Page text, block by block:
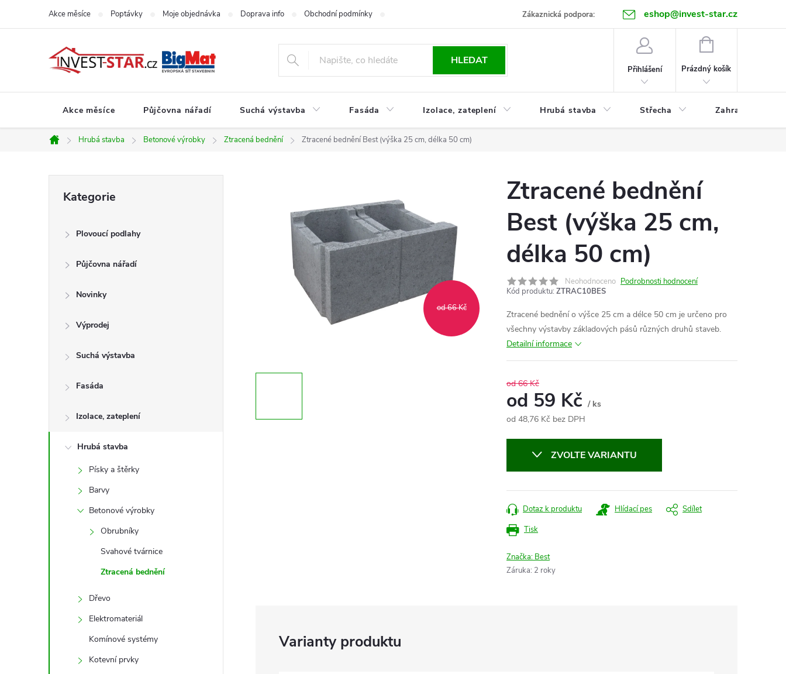
Zákaznická podpora: eshop@invest-star.cz
Akce měsíce Poptávky Moje objednávka Doprava info Obchodní podmínky Kontakt
HLEDAT
Přihlášení
NÁKUPNÍ
Prázdný košík
Akce měsíce Půjčovna nářadí Suchá výstavba Fasáda Izolace, zateplení Hrubá stavba Střecha Zahrada
Domů
Hrubá stavba Betonové výrobky Ztracená bednění Ztracené bednění Best (výška 25 cm, délka 50 cm)
kategorie
Kategorie
Plovoucí podlahy
Půjčovna nářadí
Novinky
Výprodej
Suchá výstavba
Fasáda
Izolace, zateplení
Hrubá stavba
Písky a štěrky
Barvy
Betonové výrobky
Obrubníky
Svahové tvárnice
Ztracená bednění
Dřevo
Elektromateriál
Komínové systémy
Kotevní prvky
od 66 Kč
Ztracené bednění
Best (výška 25 cm,
délka 50 cm)
Neohodnoceno Podrobnosti hodnocení
Kód produktu: ZTRAC10BES
Ztracené bednění o výšce 25 cm a délce 50 cm je určeno pro
všechny výstavby základových pásů různých druhů staveb.
Detailní informace
od 66 Kč
od 59 Kč / ks
od 48,76 Kč bez DPH
ZVOLTE VARIANTU
Tisk
Dotaz k produktu Hlídací pes Sdílet
Značka: Best
Záruka: 2 roky